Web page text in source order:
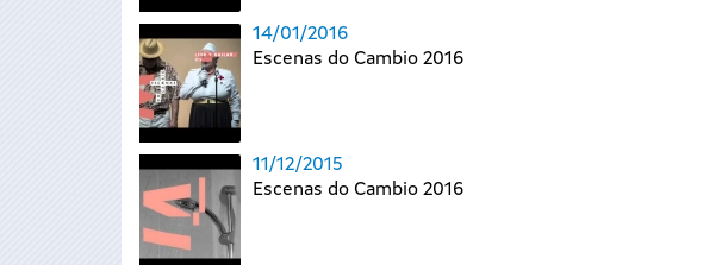
14/01/2016
Escenas do Cambio 2016
11/12/2015
Escenas do Cambio 2016